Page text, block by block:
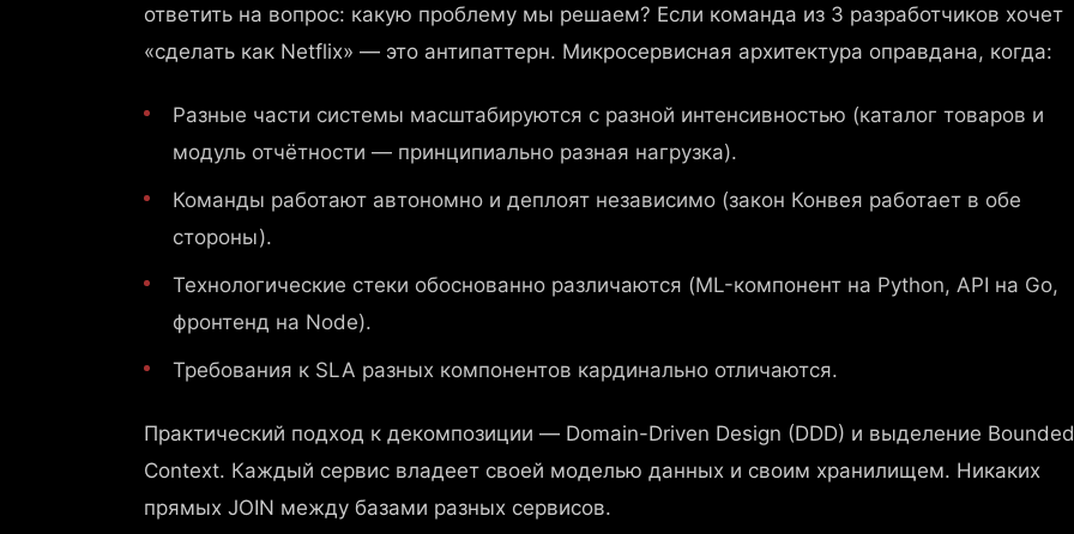
ответить на вопрос: какую проблему мы решаем? Если команда из 3 разработчиков хочет
«сделать как Netflix» — это антипаттерн. Микросервисная архитектура оправдана, когда:
Разные части системы масштабируются с разной интенсивностью (каталог товаров и
модуль отчётности — принципиально разная нагрузка).
Команды работают автономно и деплоят независимо (закон Конвея работает в обе
стороны).
Технологические стеки обоснованно различаются (ML-компонент на Python, API на Go,
фронтенд на Node).
Требования к SLA разных компонентов кардинально отличаются.
Практический подход к декомпозиции — Domain-Driven Design (DDD) и выделение Bounded
Context. Каждый сервис владеет своей моделью данных и своим хранилищем. Никаких
прямых JOIN между базами разных сервисов.